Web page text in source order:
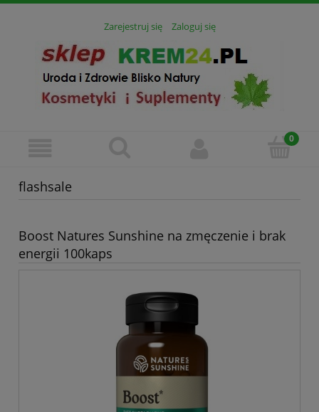
Zarejestruj się Zaloguj się
flashsale
Boost Natures Sunshine na zmęczenie i brak
energii 100kaps